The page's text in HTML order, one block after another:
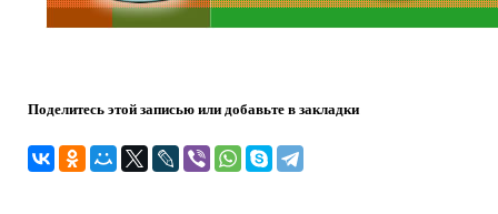
Поделитесь этой записью или добавьте в закладки